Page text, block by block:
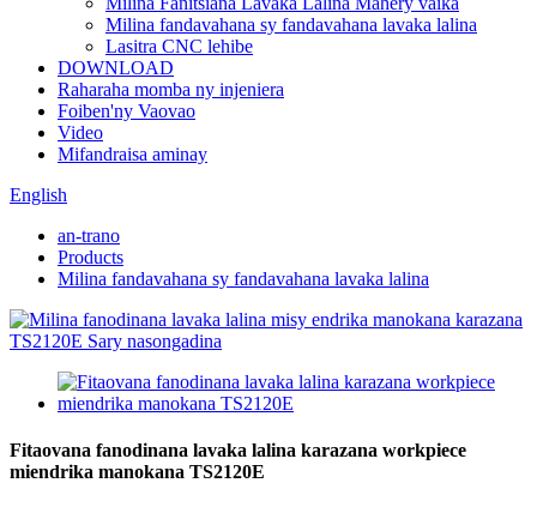
Milina fandavahana sy fandavahana lavaka lalina
Lasitra CNC lehibe
DOWNLOAD
Raharaha momba ny injeniera
Foiben'ny Vaovao
Video
Mifandraisa aminay
English
an-trano
Products
Milina fandavahana sy fandavahana lavaka lalina
Fitaovana fanodinana lavaka lalina karazana workpiece
miendrika manokana TS2120E